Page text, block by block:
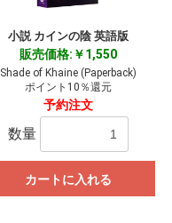
小説 カインの陰 英語版
販売価格:￥1,550
Shade of Khaine (Paperback)
ポイント10％還元
予約注文
数量
カートに入れる